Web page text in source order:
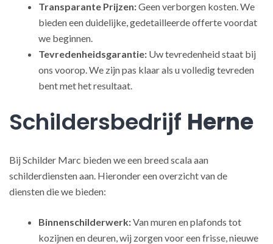
Transparante Prijzen:Geen verborgen kosten. We
bieden een duidelijke, gedetailleerde offerte voordat
we beginnen.
Tevredenheidsgarantie: Uw tevredenheid staat bij
ons voorop. We zijn pas klaar als u volledig tevreden
bent met het resultaat.
Schildersbedrijf Herne
Bij Schilder Marc bieden we een breed scala aan
schilderdiensten aan. Hieronder een overzicht van de
diensten die we bieden:
Binnenschilderwerk:Van muren en plafonds tot
kozijnen en deuren, wij zorgen voor een frisse, nieuwe